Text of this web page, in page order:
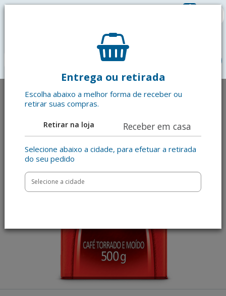
0
Entrega ou retirada
Escolha abaixo a melhor forma de receber ou
retirar suas compras.
Retirar na loja Receber em casa
Selecione abaixo a cidade, para efetuar a retirada
do seu pedido